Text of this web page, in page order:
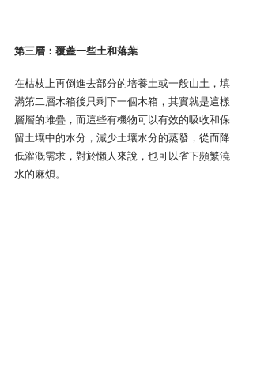
第三層：覆蓋一些土和落葉
在枯枝上再倒進去部分的培養土或一般山土，填
滿第二層木箱後只剩下一個木箱，其實就是這樣
層層的堆疊，而這些有機物可以有效的吸收和保
留土壤中的水分，減少土壤水分的蒸發，從而降
低灌溉需求，對於懶人來說，也可以省下頻繁澆
水的麻煩。